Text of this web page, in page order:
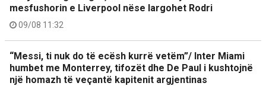
mesfushorin e Liverpool nëse largohet Rodri
09/08 11:32
“Messi, ti nuk do të ecësh kurrë vetëm”/ Inter Miami
humbet me Monterrey, tifozët dhe De Paul i kushtojnë
një homazh të veçantë kapitenit argjentinas